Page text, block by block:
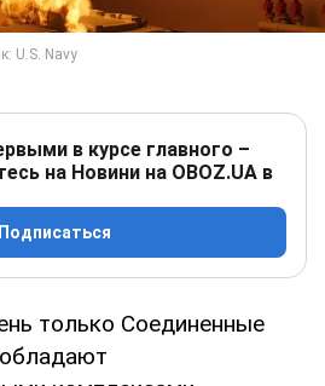
в курсе главного –
на Новини на OBOZ.UA в
Подписаться
только Соединенные